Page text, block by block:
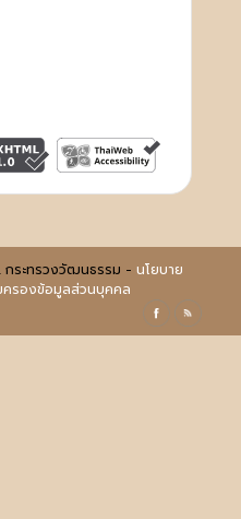
ระทรวงวัฒนธรรม - นโยบาย
ครองข้อมูลส่วนบุคคล